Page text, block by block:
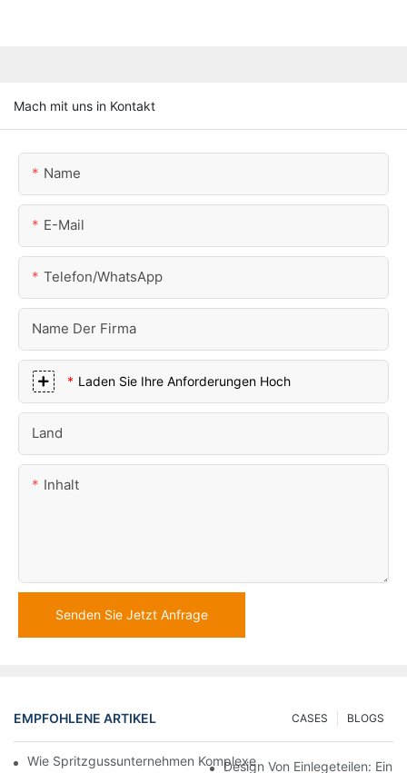
Mach mit uns in Kontakt
Name
E-Mail
Telefon/WhatsApp
Name Der Firma
Laden Sie Ihre Anforderungen Hoch
Land
Inhalt
Senden Sie Jetzt Anfrage
EMPFOHLENE ARTIKEL BLOGS
CASES
Wie Spritzgussunternehmen Komplexe Designanforderungen
Design Von Einlegeteilen: Ein